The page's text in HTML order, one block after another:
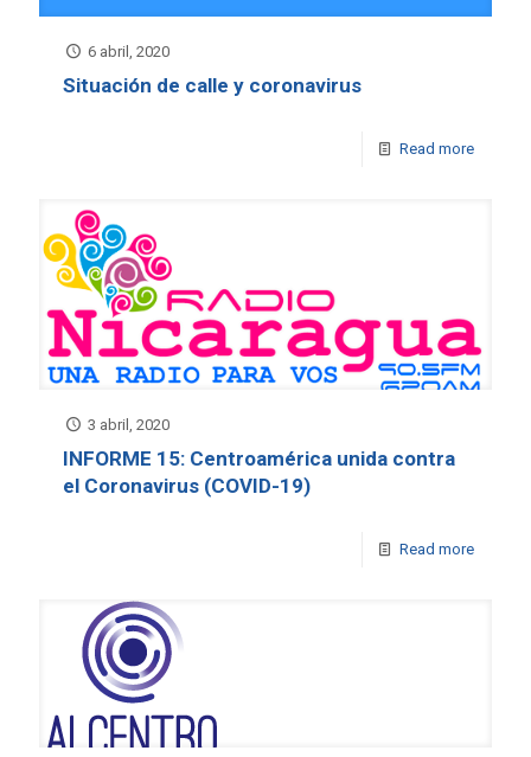
6 abril, 2020
Situación de calle y coronavirus
Read more
3 abril, 2020
INFORME 15: Centroamérica unida contra
el Coronavirus (COVID-19)
Read more